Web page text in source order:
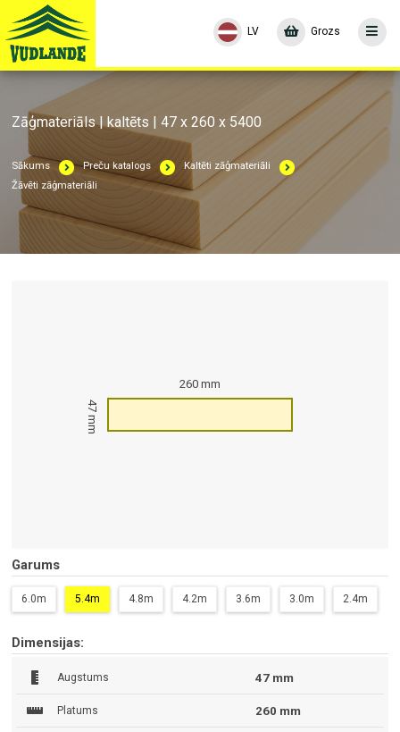
Grozs
LV
Zāģmateriāls | kaltēts | 47 x 260 x 5400
Sākums Preču katalogs
Kaltēti zāģmateriāli
Žāvēti zāģmateriāli
260 mm
47 mm
Garums
6.0m 5.4m 4.8m 4.2m 3.6m 3.0m 2.4m
Dimensijas:
Augstums 47 mm
Platums 260 mm